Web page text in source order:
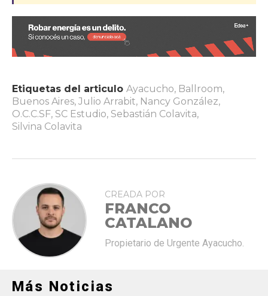
Etiquetas del articulo Ayacucho, Ballroom,
Buenos Aires, Julio Arrabit, Nancy González,
O.C.C.SF, SC Estudio, Sebastián Colavita,
Silvina Colavita
CREADA POR
FRANCO
CATALANO
Propietario de Urgente Ayacucho.
Más Noticias